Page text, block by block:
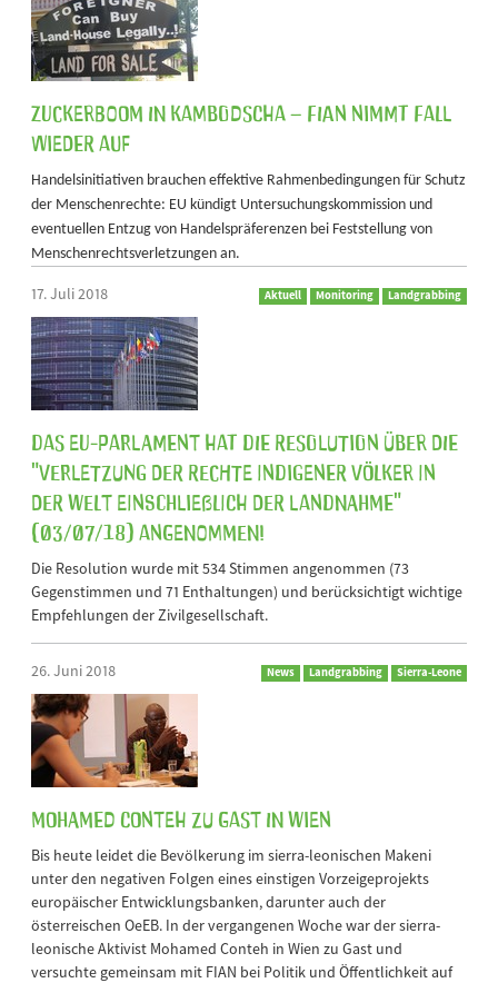
Zuckerboom in Kambodscha – FIAN nimmt Fall
wieder auf
Handelsinitiativen brauchen effektive Rahmenbedingungen für Schutz
der Menschenrechte: EU kündigt Untersuchungskommission und
eventuellen Entzug von Handelspräferenzen bei Feststellung von
Menschenrechtsverletzungen an.
17. Juli 2018 Aktuell Monitoring Landgrabbing
Das EU-Parlament hat die Resolution über die
"Verletzung der Rechte indigener Völker in
der Welt einschließlich der Landnahme"
(03/07/18) angenommen!
Die Resolution wurde mit 534 Stimmen angenommen (73
Gegenstimmen und 71 Enthaltungen) und berücksichtigt wichtige
Empfehlungen der Zivilgesellschaft.
26. Juni 2018 News Landgrabbing Sierra-Leone
Mohamed Conteh zu Gast in Wien
Bis heute leidet die Bevölkerung im sierra-leonischen Makeni
unter den negativen Folgen eines einstigen Vorzeigeprojekts
europäischer Entwicklungsbanken, darunter auch der
österreischen OeEB. In der vergangenen Woche war der sierra-
leonische Aktivist Mohamed Conteh in Wien zu Gast und
versuchte gemeinsam mit FIAN bei Politik und Öffentlichkeit auf